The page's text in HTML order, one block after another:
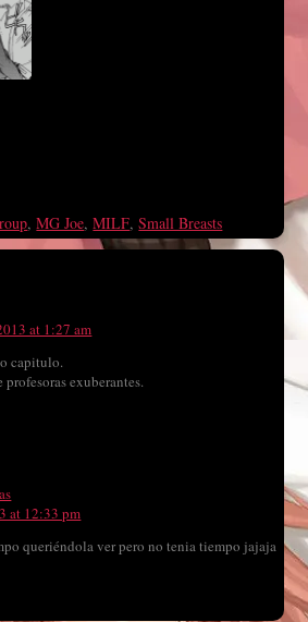
,MG Joe,MILF,Small Breasts
at 1:27 am
capitulo.
profesoras exuberantes.
at 12:33 pm
queriéndola ver pero no tenia tiempo jajaja